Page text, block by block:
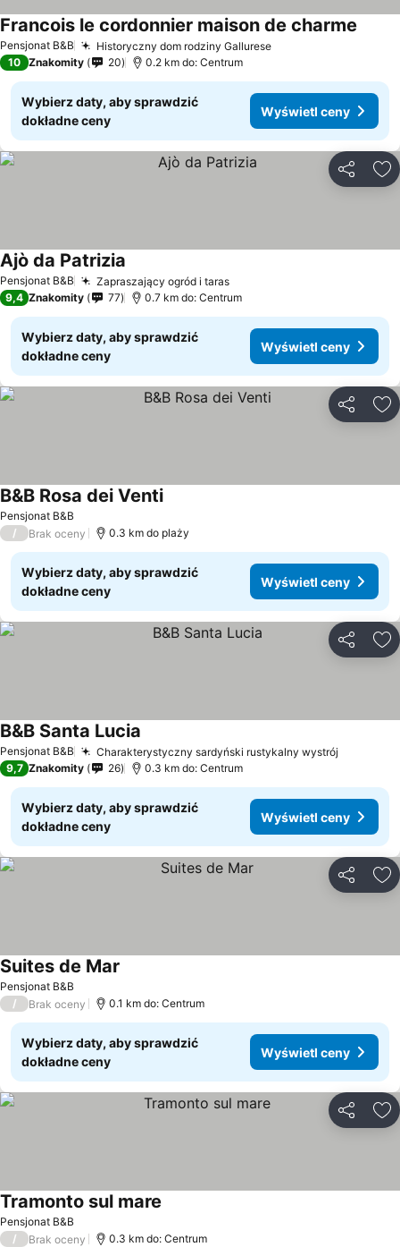
Pensjonat B&B Historyczny dom rodziny Gallurese
Francois le cordonnier maison de charme
10 Znakomity 20 0.2 km do: Centrum
Wybierz daty, aby sprawdzić
dokładne ceny
Wyświetl ceny
Pensjonat B&B Zapraszający ogród i taras
Ajò da Patrizia
9,4 Znakomity 77 0.7 km do: Centrum
Wybierz daty, aby sprawdzić
dokładne ceny
Wyświetl ceny
Pensjonat B&B
B&B Rosa dei Venti
/ Brak oceny 0.3 km do plaży
Wybierz daty, aby sprawdzić
dokładne ceny
Wyświetl ceny
Pensjonat B&B Charakterystyczny sardyński rustykalny wystrój
B&B Santa Lucia
9,7 Znakomity 26 0.3 km do: Centrum
Wybierz daty, aby sprawdzić
dokładne ceny
Wyświetl ceny
Pensjonat B&B
Suites de Mar
/ Brak oceny 0.1 km do: Centrum
Wybierz daty, aby sprawdzić
dokładne ceny
Wyświetl ceny
Pensjonat B&B
Tramonto sul mare
/ Brak oceny 0.3 km do: Centrum